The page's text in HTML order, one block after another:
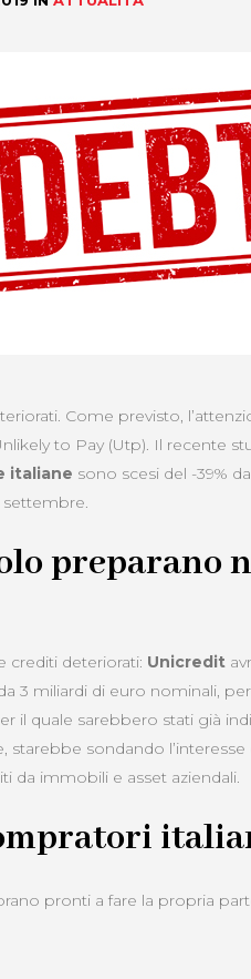
Come previsto,
to Pay (Utp). Il recente
italiane sono scesi del -39%
settembre.
preparano
crediti deteriorati: Unicredit
3 miliardi di euro nominali,
il quale sarebbero stati già
starebbe sondando
da immobili e asset aziendali.
pronti a fare la propria